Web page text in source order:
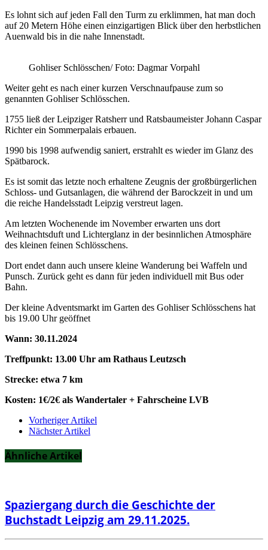
Es lohnt sich auf jeden Fall den Turm zu erklimmen, hat man doch
auf 20 Metern Höhe einen einzigartigen Blick über den herbstlichen
Auenwald bis in die nahe Innenstadt.
Gohliser Schlösschen/ Foto: Dagmar Vorpahl
Weiter geht es nach einer kurzen Verschnaufpause zum so
genannten Gohliser Schlösschen.
1755 ließ der Leipziger Ratsherr und Ratsbaumeister Johann Caspar
Richter ein Sommerpalais erbauen.
1990 bis 1998 aufwendig saniert, erstrahlt es wieder im Glanz des
Spätbarock.
Es ist somit das letzte noch erhaltene Zeugnis der großbürgerlichen
Schloss- und Gutsanlagen, die während der Barockzeit in und um
die reiche Handelsstadt Leipzig verstreut lagen.
Am letzten Wochenende im November erwarten uns dort
Weihnachtsduft und Lichterglanz in der besinnlichen Atmosphäre
des kleinen feinen Schlösschens.
Dort endet dann auch unsere kleine Wanderung bei Waffeln und
Punsch. Zurück geht es dann für jeden individuell mit Bus oder
Bahn.
Der kleine Adventsmarkt im Garten des Gohliser Schlösschens hat
bis 19.00 Uhr geöffnet
Wann: 30.11.2024
Treffpunkt: 13.00 Uhr am Rathaus Leutzsch
Strecke: etwa 7 km
Kosten: 1€/2€ als Wandertaler + Fahrscheine LVB
Vorheriger Artikel
Nächster Artikel
Ähnliche Artikel
Spaziergang durch die Geschichte der
Buchstadt Leipzig am 29.11.2025.